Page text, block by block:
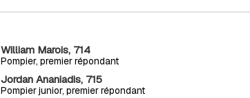
William Marois, 714
Pompier, premier répondant
Jordan Ananiadis, 715
Pompier junior, premier répondant